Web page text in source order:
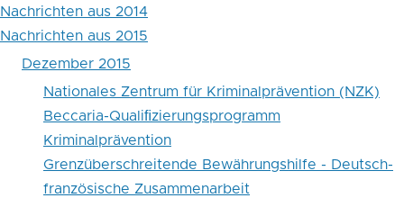
Kriegsveteranen
in
den
USA:
Eine
Studie
Nachrichten aus 2014
Nachrichten aus 2015
Dezember 2015
Nationales Zentrum für Kriminalprävention (NZK)
Beccaria-Qualiﬁzierungsprogramm
Kriminalprävention
Grenzüberschreitende Bewährungshilfe - Deutsch-
französische Zusammenarbeit